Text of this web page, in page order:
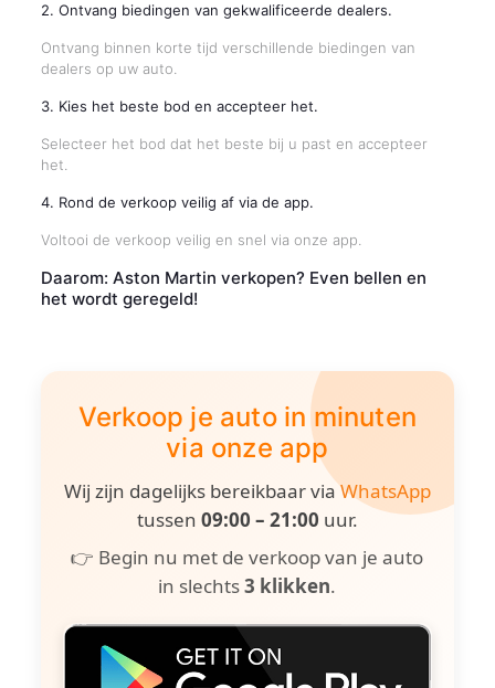
2. Ontvang biedingen van gekwalificeerde dealers.
Ontvang binnen korte tijd verschillende biedingen van
dealers op uw auto.
3. Kies het beste bod en accepteer het.
Selecteer het bod dat het beste bij u past en accepteer
het.
4. Rond de verkoop veilig af via de app.
Voltooi de verkoop veilig en snel via onze app.
Daarom: Aston Martin verkopen? Even bellen en
het wordt geregeld!
Verkoop je auto in minuten
via onze app
Wij zijn dagelijks bereikbaar viaWhatsApp
tussen 09:00 – 21:00 uur.
👉 Begin nu met de verkoop van je auto
in slechts3 klikken.